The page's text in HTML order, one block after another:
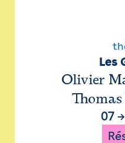
Les
Olivier
07→